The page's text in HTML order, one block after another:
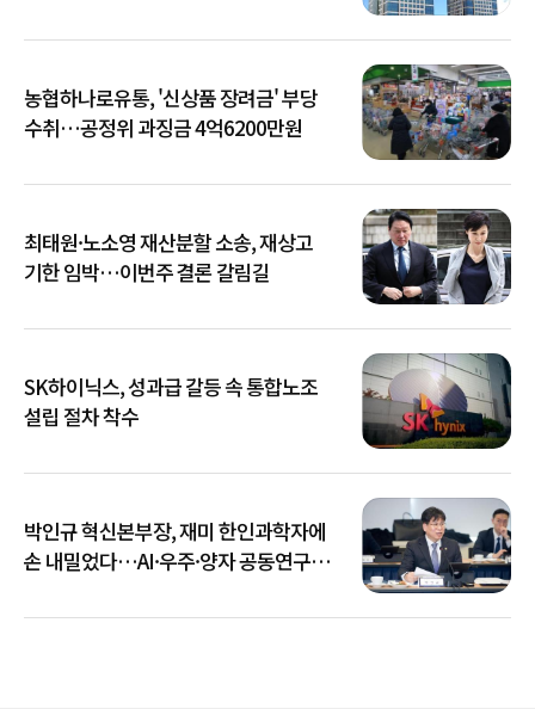
농협하나로유통, '신상품 장려금' 부당
수취…공정위 과징금 4억6200만원
최태원·노소영 재산분할 소송, 재상고
기한 임박…이번주 결론 갈림길
SK하이닉스, 성과급 갈등 속 통합노조
설립 절차 착수
박인규 혁신본부장, 재미 한인과학자에
손 내밀었다…AI·우주·양자 공동연구